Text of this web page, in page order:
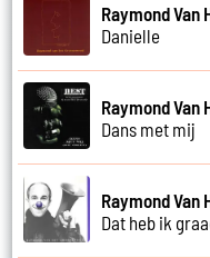
Raymond Van
Danielle
Raymond Van
Dans met mij
Raymond Van
Dat heb ik